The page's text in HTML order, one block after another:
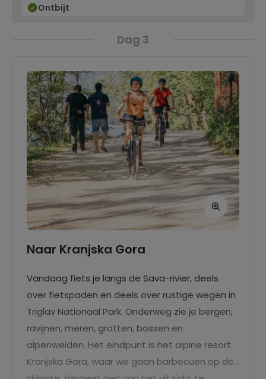
Ontbijt
Dag 3
Naar Kranjska Gora
Vandaag fiets je langs de Sava-rivier, deels
over fietspaden en deels over rustige wegen in
Triglav Nationaal Park. Onderweg zie je bergen,
ravijnen, meren, grotten, bossen en
alpenweiden. Het eindpunt is het alpine resort
Kranjska Gora, waar we gaan barbecuen op de